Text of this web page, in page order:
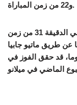
و22 من زمن المباراة.
وتعرض زكي شيليك مدافع روما للطرد في الدقيقة 31 من زمن
عن طريق ماتيو جابيا
روما، قد حقق الفوز في